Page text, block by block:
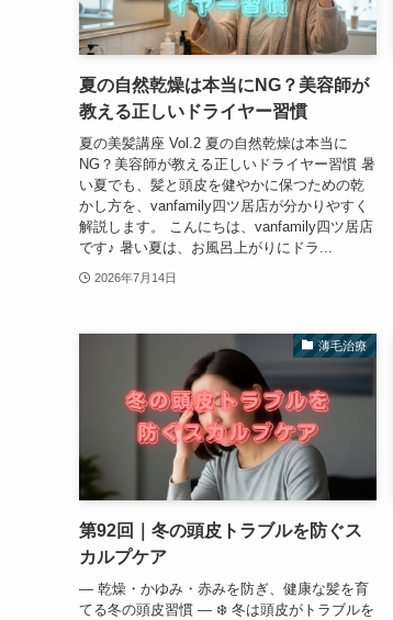
夏の自然乾燥は本当にNG？美容師が
教える正しいドライヤー習慣
夏の美髪講座 Vol.2 夏の自然乾燥は本当に
NG？美容師が教える正しいドライヤー習慣 暑
い夏でも、髪と頭皮を健やかに保つための乾
かし方を、vanfamily四ツ居店が分かりやすく
解説します。 こんにちは、vanfamily四ツ居店
です♪ 暑い夏は、お風呂上がりにドラ...
2026年7月14日
薄毛治療
第92回｜冬の頭皮トラブルを防ぐス
カルプケア
― 乾燥・かゆみ・赤みを防ぎ、健康な髪を育
てる冬の頭皮習慣 ― ❄️ 冬は頭皮がトラブルを